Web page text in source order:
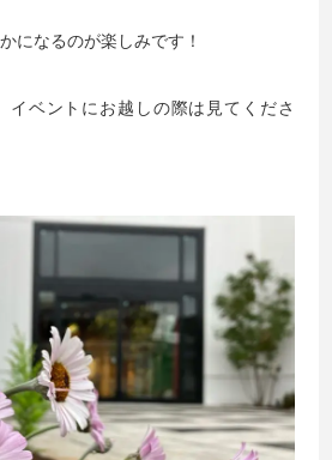
になるのが楽しみです！
イベントにお越しの際は見てくださ